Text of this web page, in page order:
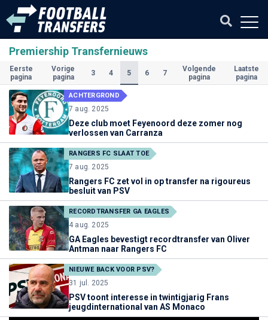
Premiership Transfernieuws
Eerste
pagina
Vorige
pagina
3 4 5(Huidige)
6 7
Volgende
pagina
Laatste
pagina
ACHTERGROND
7 aug. 2025
Deze club moet Feyenoord deze zomer nog
verlossen van Carranza
RANGERS FC SLAAT TOE
7 aug. 2025
Rangers FC zet vol in op transfer na rigoureus
besluit van PSV
RECORDTRANSFER GA EAGLES
4 aug. 2025
GA Eagles bevestigt recordtransfer van Oliver
Antman naar Rangers FC
NIEUWE BACK VOOR PSV?
31 jul. 2025
PSV toont interesse in twintigjarig Frans
jeugdinternational van AS Monaco